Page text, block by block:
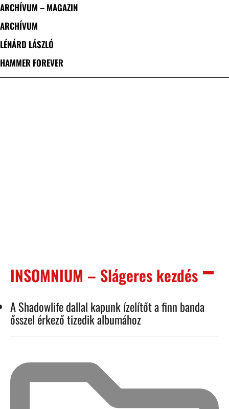
ARCHÍVUM – MAGAZIN
ARCHÍVUM
LÉNÁRD LÁSZLÓ
HAMMER FOREVER
INSOMNIUM – Slágeres kezdés
A Shadowlife dallal kapunk ízelítőt a finn banda
ősszel érkező tizedik albumához